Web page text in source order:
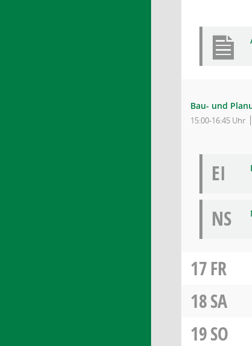
Bau- und
15:00-16:45 Uhr
EI
NS
17FR
18SA
19SO